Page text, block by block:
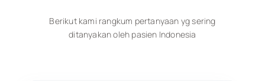
Berikut kami rangkum pertanyaan yg sering
ditanyakan oleh pasien Indonesia